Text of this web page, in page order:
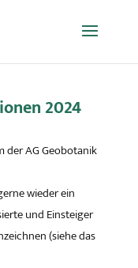
2024
der AG Geobotanik
wieder ein
und Einsteiger
(siehe das